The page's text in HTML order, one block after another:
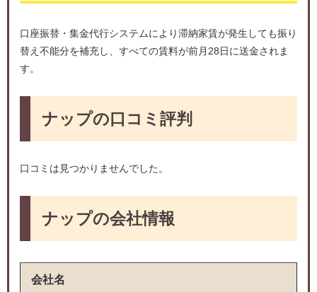
口座振替・集金代行システムにより滞納家賃が発生しても振り
替え不能分を補充し、すべての賃料が前月28日に送金されま
す。
ナップの口コミ評判
口コミは見つかりませんでした。
ナップの会社情報
会社名